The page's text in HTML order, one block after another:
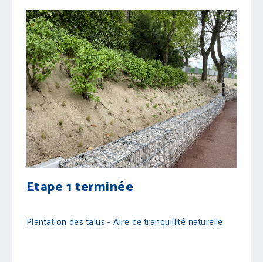
Etape 1 terminée
Plantation des talus - Aire de tranquillité naturelle